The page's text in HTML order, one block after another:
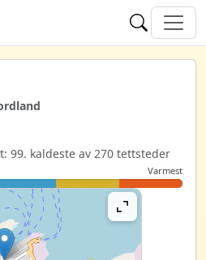
99. kaldeste av 270 tettsteder
Varmest